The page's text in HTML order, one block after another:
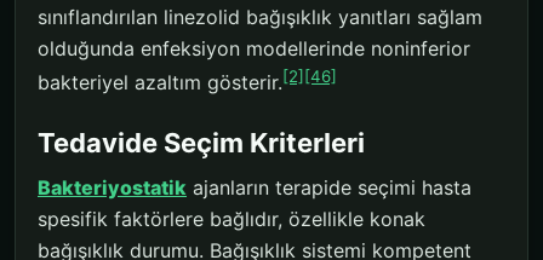
sınıflandırılan linezolid bağışıklık yanıtları sağlam
olduğunda enfeksiyon modellerinde noninferior
bakteriyel azaltım gösterir.[2] [46]
Tedavide Seçim Kriterleri
Bakteriyostatik ajanların terapide seçimi hasta
spesifik faktörlere bağlıdır, özellikle konak
bağışıklık durumu. Bağışıklık sistemi kompetent